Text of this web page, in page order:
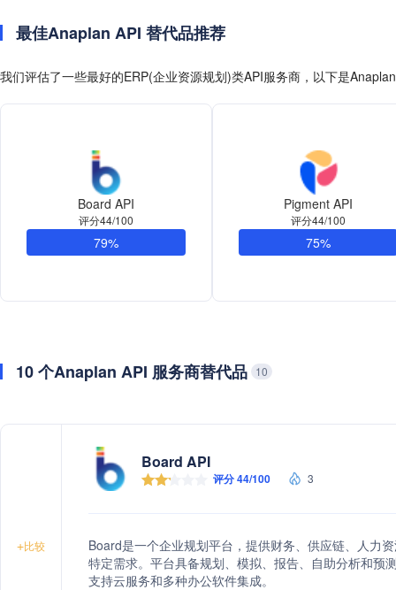
最佳Anaplan API 替代品推荐
我们评估了一些最好的ERP(企业资源规划)类API服务商，以下是
Board API
评分44/100
79%
Pigment API
评分44/100
75%
10 个Anaplan API 服务商替代品 10
+比较
Board API
评分 44/100 3
Board是一个企业规划平台，提供财务、供应链、人力
特定需求。平台具备规划、模拟、报告、自助分析和预
支持云服务和多种办公软件集成。